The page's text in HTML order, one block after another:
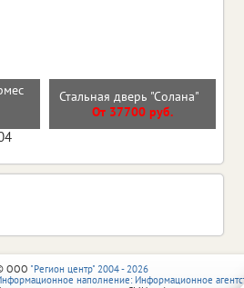
Стальная дверь "Солана"
От 37700 руб.
ООО "Регион центр" 2004 - 2026
наполнение: Информационное